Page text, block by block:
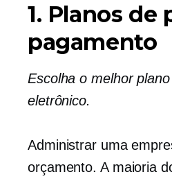
1. Planos de
pagamento
Escolha o melhor
eletrônico.
Administrar uma
orçamento. A maioria